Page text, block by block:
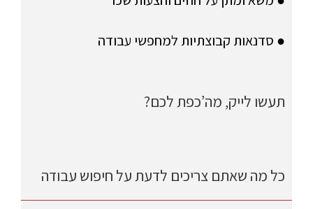
● סדנאות קבוצתיות למחפשי עבודה
תעשו לייק, מה’כפת לכם?
כל מה שאתם צריכים לדעת על חיפוש עבודה